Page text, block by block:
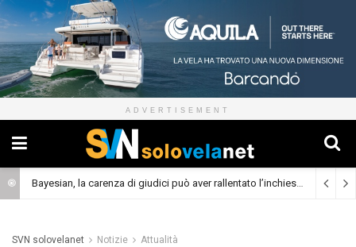
ADVERTISEMENT
Bayesian, la carenza di giudici può aver rallentato l’inchiesta (Cronaca)
SVN solovelanet Notizie Attualità